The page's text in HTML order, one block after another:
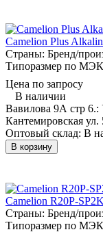
Camelion Plus
Страны: Бренд/
Типоразмер по
Цена по запросу
В наличии
Вавилова 9А стр 6.:
Кантемировская
Оптовый склад: В
В корзину
Camelion R20P-
Страны: Бренд/
Типоразмер по